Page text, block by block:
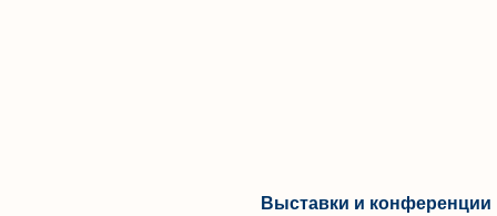
Выставки и конференции